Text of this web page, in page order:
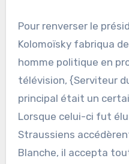
Pour renverser le
Kolomoïsky fabriqua
homme politique en
télévision, {Serviteur
principal était un
Lorsque celui-ci fut
Straussiens
Blanche, il accepta